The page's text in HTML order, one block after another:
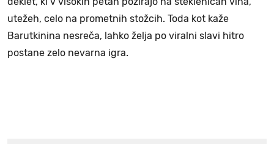
utežeh, celo na prometnih stožcih. Toda kot kaže
Barutkinina nesreča, lahko želja po viralni slavi hitro
postane zelo nevarna igra.